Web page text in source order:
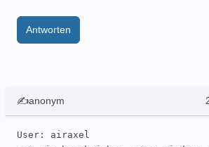
Antworten
✍anonym
User: airaxel